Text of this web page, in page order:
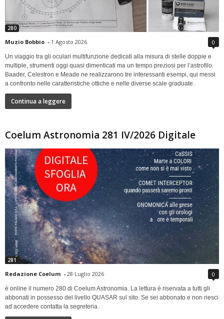
280
Muzio Bobbio - 1 Agosto 2026 0
Un viaggio tra gli oculari multifunzione dedicati alla misura di stelle doppie e
multiple, strumenti oggi quasi dimenticati ma un tempo preziosi per l’astrofilo.
Baader, Celestron e Meade ne realizzarono tre interessanti esempi, qui messi
a confronto nelle caratteristiche ottiche e nelle diverse scale graduate.
Continua a leggere
Coelum Astronomia 281 IV/2026 Digitale
281
Redazione Coelum - 28 Luglio 2026 0
è online il numero 280 di Coelum Astronomia. La lettura è riservata a tutti gli
abbonati in possesso del livello QUASAR sul sito. Se sei abbonato e non riesci
ad accedere contatta la segreteria.